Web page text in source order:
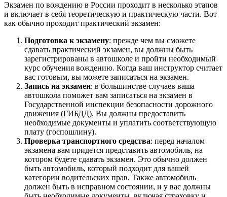
Экзамен по вождению в России проходит в несколько этапов
и включает в себя теоретическую и практическую части. Вот
как обычно проходит практический экзамен:
Подготовка к экзамену: прежде чем вы сможете
сдавать практический экзамен, вы должны быть
зарегистрированы в автошколе и пройти необходимый
курс обучения вождению. Когда ваш инструктор считает
вас готовым, вы можете записаться на экзамен.
Запись на экзамен: в большинстве случаев ваша
автошкола поможет вам записаться на экзамен в
Государственной инспекции безопасности дорожного
движения (ГИБДД). Вы должны предоставить
необходимые документы и уплатить соответствующую
плату (госпошлину).
Проверка транспортного средства: перед началом
экзамена вам придется представить автомобиль, на
котором будете сдавать экзамен. Это обычно должен
быть автомобиль, который подходит для вашей
категории водительских прав. Также автомобиль
должен быть в исправном состоянии, и у вас должны